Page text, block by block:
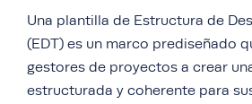
Una plantilla de Estructura de
(EDT) es un marco prediseñado
gestores de proyectos a crear
estructurada y coherente para